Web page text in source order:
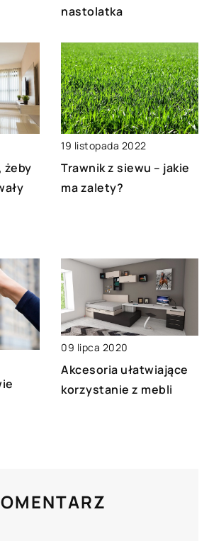
nastolatka
żeby
19 listopada 2022
Trawnik z siewu – jakie
ma zalety?
09 lipca 2020
Akcesoria ułatwiające
korzystanie z mebli